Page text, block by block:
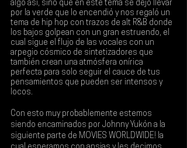
algo así, sinó que en este tema se dejó llevar
por la verde que lo encendió y nos regaló un
tema de hip hop con trazos de alt R&B donde
los bajos golpean con un gran estruendo, el
cual sigue el flujo de las vocales con un
arpegio cósmico de sintetizadores que
también crean una atmósfera onírica
perfecta para solo seguir el cauce de tus
pensamientos que pueden ser intensos y
locos.
Con esto muy probablemente estemos
siendo encaminados por Johnny Yukón a la
siguiente parte de MOVIES WORLDWIDE! la